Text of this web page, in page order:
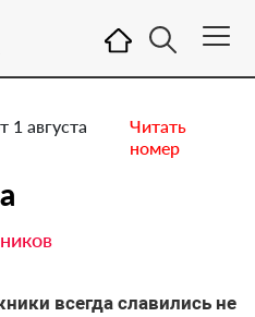
1 августа
Читать
номер
всегда славились не